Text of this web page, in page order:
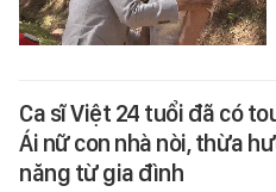
Ca sĩ Việt 24 tuổi đã có
Ái nữ con nhà nòi, thừa
năng từ gia đình